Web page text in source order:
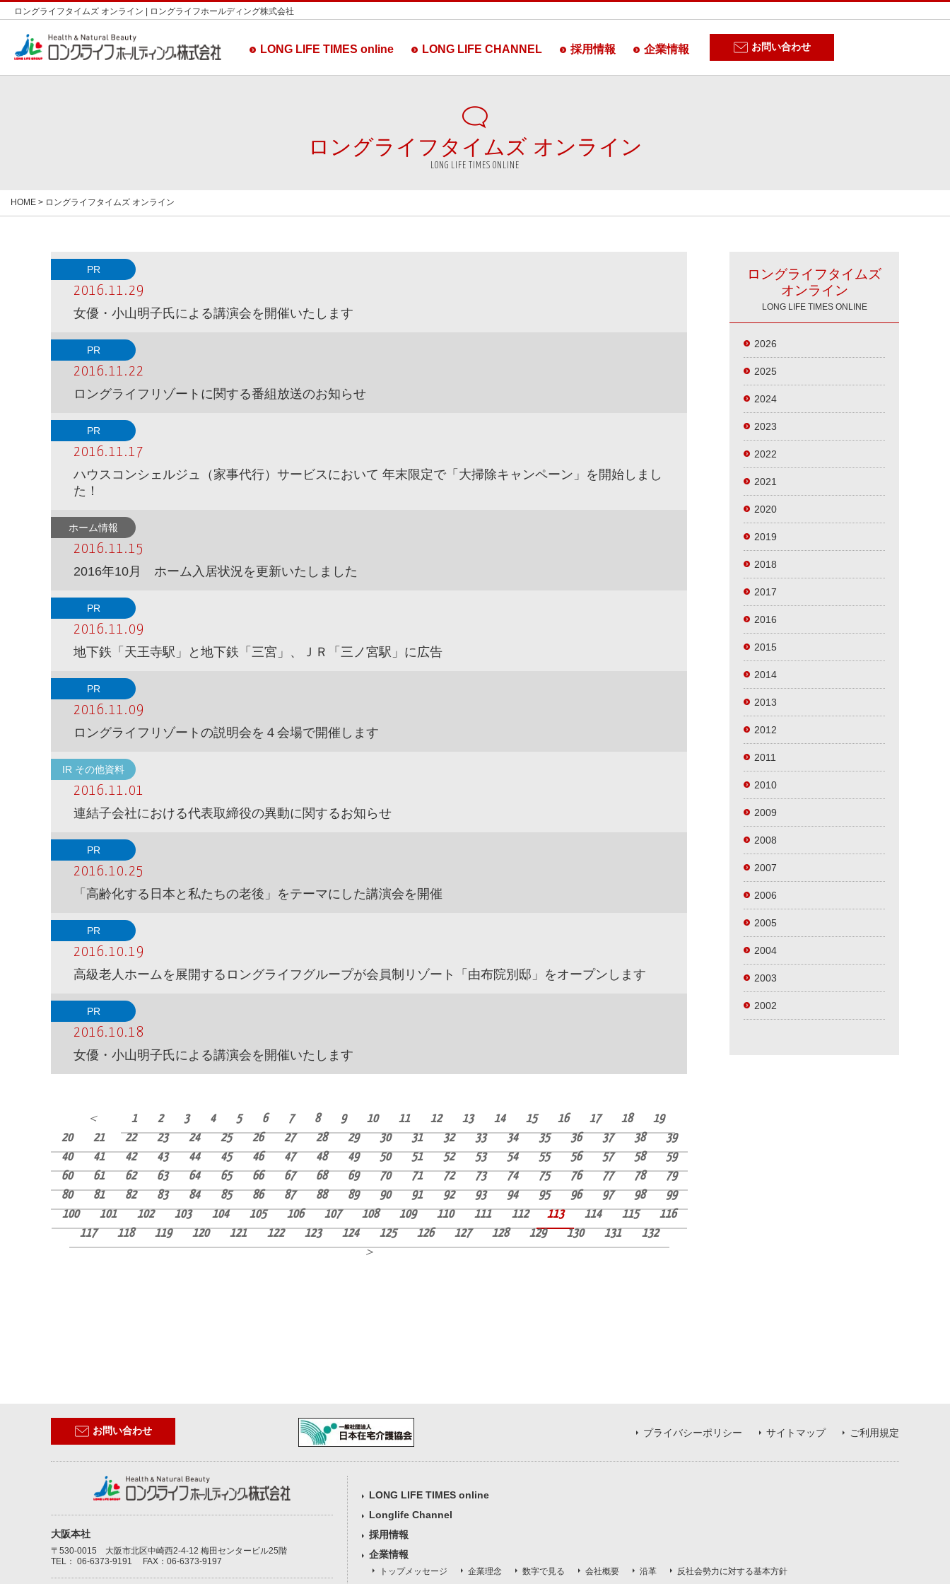
ロングライフタイムズ オンライン | ロングライフホールディング株式会社
LONG LIFE TIMES online LONG LIFE CHANNEL 採用情報 企業情報 お問い合わせ
ロングライフタイムズ オンライン
LONG LIFE TIMES ONLINE
HOME > ロングライフタイムズ オンライン
PR
2016.11.29
女優・小山明子氏による講演会を開催いたします
PR
2016.11.22
ロングライフリゾートに関する番組放送のお知らせ
PR
2016.11.17
ハウスコンシェルジュ（家事代行）サービスにおいて 年末限定で「大掃除キャンペーン」を開始しまし
た！
ホーム情報
2016.11.15
2016年10月 ホーム入居状況を更新いたしました
PR
2016.11.09
地下鉄「天王寺駅」と地下鉄「三宮」、ＪＲ「三ノ宮駅」に広告
PR
2016.11.09
ロングライフリゾートの説明会を４会場で開催します
IR その他資料
2016.11.01
連結子会社における代表取締役の異動に関するお知らせ
PR
2016.10.25
「高齢化する日本と私たちの老後」をテーマにした講演会を開催
PR
2016.10.19
高級老人ホームを展開するロングライフグループが会員制リゾート「由布院別邸」をオープンします
PR
2016.10.18
女優・小山明子氏による講演会を開催いたします
＜ 1 2 3 4 5 6 7 8 9 10 11 12 13 14 15 16 17 18
19
20
21 22 23 24 25 26 27 28 29 30 31 32 33 34 35 36 37 38
39
40
41 42 43 44 45 46 47 48 49 50 51 52 53 54 55 56 57 58
59
60
61 62 63 64 65 66 67 68 69 70 71 72 73 74 75 76 77 78
79
80
81 82 83 84 85 86 87 88 89 90 91 92 93 94 95 96 97 98
99
100
101 102 103 104 105 106 107 108 109 110 111 112 113 114 115
116
117
118 119 120 121 122 123 124 125 126 127 128 129 130 131
132
＞
ロングライフタイムズ
オンライン
LONG LIFE TIMES ONLINE
2026
2025
2024
2023
2022
2021
2020
2019
2018
2017
2016
2015
2014
2013
2012
2011
2010
2009
2008
2007
2006
2005
2004
2003
2002
お問い合わせ プライバシーポリシー サイトマップ ご利用規定
大阪本社
〒530-0015 大阪市北区中崎西2-4-12 梅田センタービル25階
TEL： 06-6373-9191 FAX：06-6373-9197
LONG LIFE TIMES online
Longlife Channel
採用情報
企業情報
トップメッセージ 企業理念 数字で見る 会社概要 沿革 反社会勢力に対する基本方針